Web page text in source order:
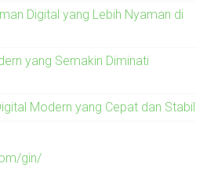
Digital yang Lebih Nyaman di
yang Semakin Diminati
Modern yang Cepat dan Stabil
gin/